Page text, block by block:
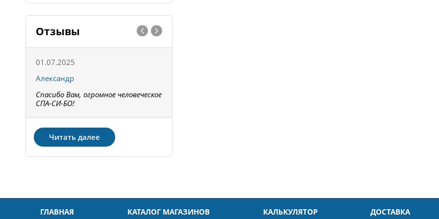
Отзывы
01.07.2025
Александр
Спасибо Вам, огромное человеческое
СПА-СИ-БО!
Читать далее
ГЛАВНАЯ КАТАЛОГ МАГАЗИНОВ КАЛЬКУЛЯТОР ДОСТАВКА